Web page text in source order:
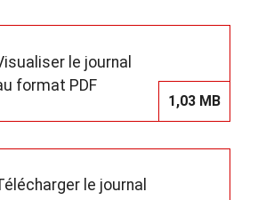
le journal
format PDF
1,03 MB
le journal